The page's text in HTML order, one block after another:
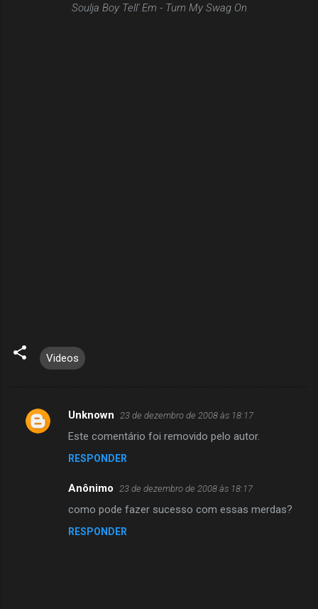
Soulja Boy Tell' Em - Turn My Swag On
Videos
C
Unknown 23 de dezembro de 2008 às 18:17
Este comentário foi removido pelo autor.
RESPONDER
Anônimo 23 de dezembro de 2008 às 18:17
como pode fazer sucesso com essas merdas?
RESPONDER